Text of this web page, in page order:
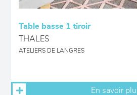
Table basse 1 tiroir
THALES
ATELIERS DE LANGRES
En savoir